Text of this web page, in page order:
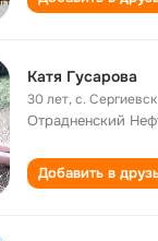
Катя Гусарова
30 лет,с.
Отрадненский
Добавить в